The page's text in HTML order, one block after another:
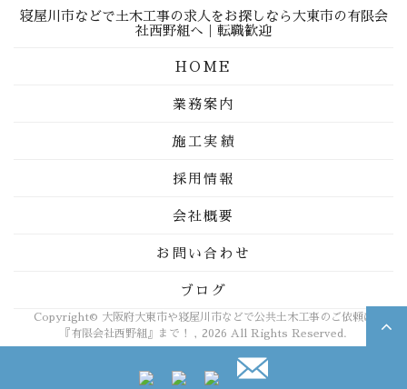
寝屋川市などで土木工事の求人をお探しなら大東市の有限会
社西野組へ｜転職歓迎
HOME
業務案内
施工実績
採用情報
会社概要
お問い合わせ
ブログ
Copyright© 大阪府大東市や寝屋川市などで公共土木工事のご依頼は
『有限会社西野組』まで！ , 2026 All Rights Reserved.